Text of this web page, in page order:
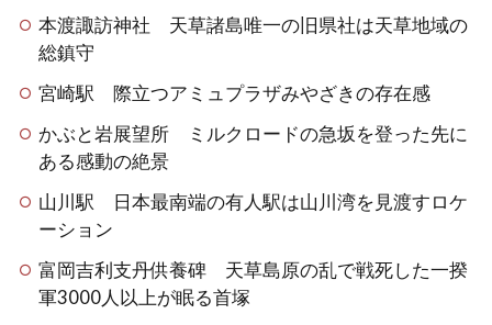
本渡諏訪神社 天草諸島唯一の旧県社は天草地域の
総鎮守
宮崎駅 際立つアミュプラザみやざきの存在感
かぶと岩展望所 ミルクロードの急坂を登った先に
ある感動の絶景
山川駅 日本最南端の有人駅は山川湾を見渡すロケ
ーション
富岡吉利支丹供養碑 天草島原の乱で戦死した一揆
軍3000人以上が眠る首塚